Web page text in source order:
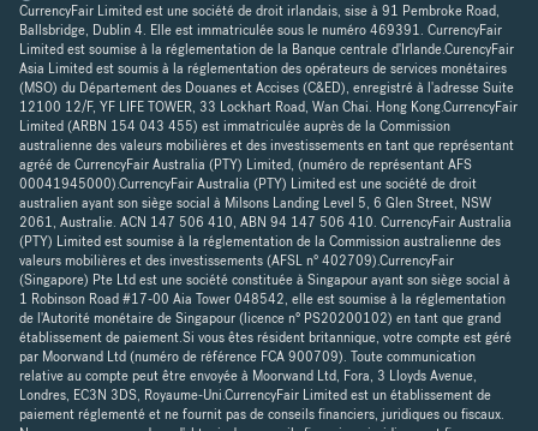
CurrencyFair Limited est une société de droit irlandais, sise à 91 Pembroke Road,
Ballsbridge, Dublin 4. Elle est immatriculée sous le numéro 469391. CurrencyFair
Limited est soumise à la réglementation de la Banque centrale d'Irlande.CurencyFair
Asia Limited est soumis à la réglementation des opérateurs de services monétaires
(MSO) du Département des Douanes et Accises (C&ED), enregistré à l'adresse Suite
12100 12/F, YF LIFE TOWER, 33 Lockhart Road, Wan Chai. Hong Kong.CurrencyFair
Limited (ARBN 154 043 455) est immatriculée auprès de la Commission
australienne des valeurs mobilières et des investissements en tant que représentant
agréé de CurrencyFair Australia (PTY) Limited, (numéro de représentant AFS
00041945000).CurrencyFair Australia (PTY) Limited est une société de droit
australien ayant son siège social à Milsons Landing Level 5, 6 Glen Street, NSW
2061, Australie. ACN 147 506 410, ABN 94 147 506 410. CurrencyFair Australia
(PTY) Limited est soumise à la réglementation de la Commission australienne des
valeurs mobilières et des investissements (AFSL n° 402709).CurrencyFair
(Singapore) Pte Ltd est une société constituée à Singapour ayant son siège social à
1 Robinson Road #17-00 Aia Tower 048542, elle est soumise à la réglementation
de l'Autorité monétaire de Singapour (licence n° PS20200102) en tant que grand
établissement de paiement.Si vous êtes résident britannique, votre compte est géré
par Moorwand Ltd (numéro de référence FCA 900709). Toute communication
relative au compte peut être envoyée à Moorwand Ltd, Fora, 3 Lloyds Avenue,
Londres, EC3N 3DS, Royaume-Uni.CurrencyFair Limited est un établissement de
paiement réglementé et ne fournit pas de conseils financiers, juridiques ou fiscaux.